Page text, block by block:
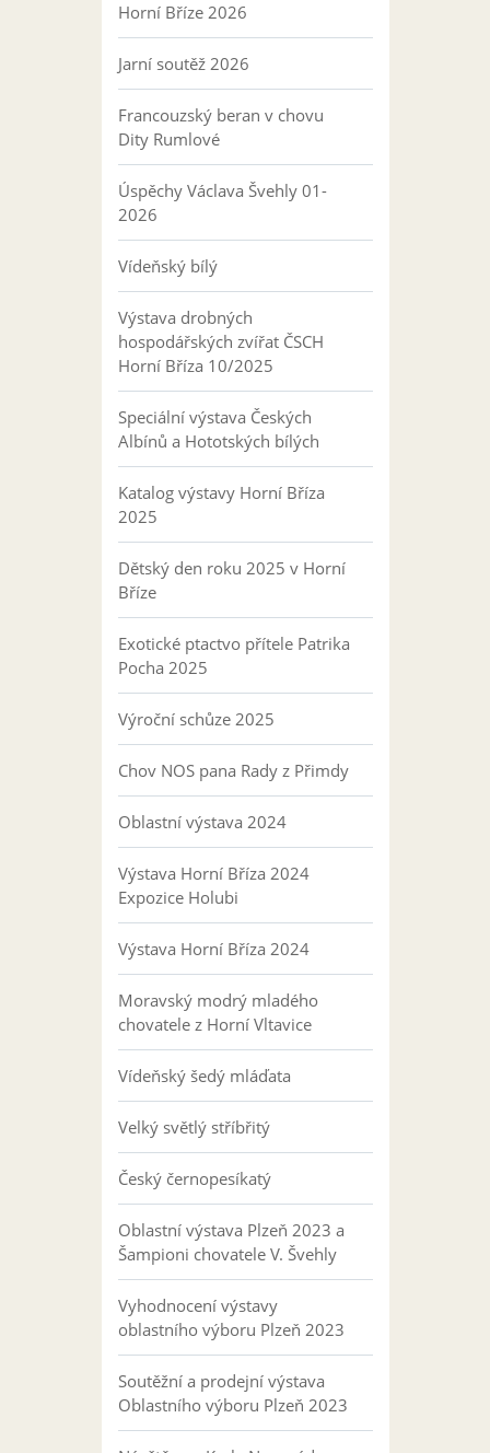
Horní Bříze 2026
Jarní soutěž 2026
Francouzský beran v chovu
Dity Rumlové
Úspěchy Václava Švehly 01-
2026
Vídeňský bílý
Výstava drobných
hospodářských zvířat ČSCH
Horní Bříza 10/2025
Speciální výstava Českých
Albínů a Hototských bílých
Katalog výstavy Horní Bříza
2025
Dětský den roku 2025 v Horní
Bříze
Exotické ptactvo přítele Patrika
Pocha 2025
Výroční schůze 2025
Chov NOS pana Rady z Přimdy
Oblastní výstava 2024
Výstava Horní Bříza 2024
Expozice Holubi
Výstava Horní Bříza 2024
Moravský modrý mladého
chovatele z Horní Vltavice
Vídeňský šedý mláďata
Velký světlý stříbřitý
Český černopesíkatý
Oblastní výstava Plzeň 2023 a
Šampioni chovatele V. Švehly
Vyhodnocení výstavy
oblastního výboru Plzeň 2023
Soutěžní a prodejní výstava
Oblastního výboru Plzeň 2023